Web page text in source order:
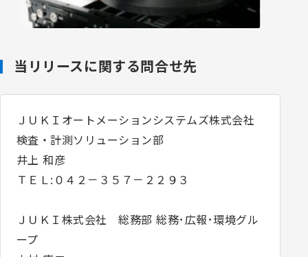
当リリースに関する問合せ先
ＪＵＫＩオートメーションシステムズ株式会社
検査・計測ソリューション部
井上 和彦
ＴＥＬ:０４２－３５７－２２９３
ＪＵＫＩ株式会社 総務部 総務･広報･環境グル
ープ